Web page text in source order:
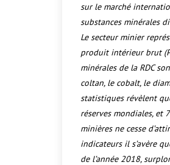
sur le marché
substances minérales
Le secteur minier
produit intérieur brut
minérales de la RDC
coltan, le cobalt, le
statistiques révèlent
réserves mondiales, et
minières ne cesse
indicateurs il s’avère
de l’année 2018,